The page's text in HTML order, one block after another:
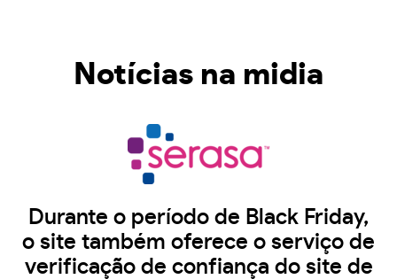
Notícias na midia
Durante o período de Black Friday,
o site também oferece o serviço de
verificação de confiança do site de